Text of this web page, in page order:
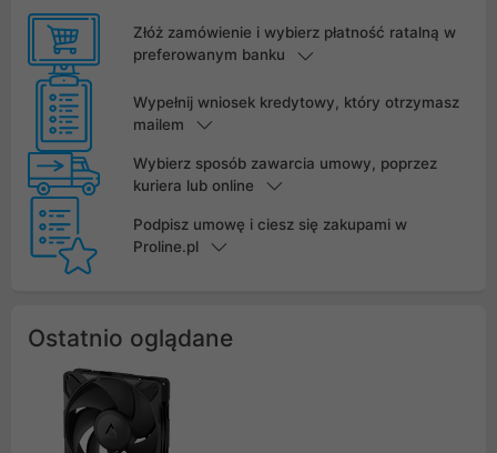
Złóż zamówienie i wybierz płatność ratalną w
preferowanym banku
Wypełnij wniosek kredytowy, który otrzymasz
mailem
Wybierz sposób zawarcia umowy, poprzez
kuriera lub online
Podpisz umowę i ciesz się zakupami w
Proline.pl
Ostatnio oglądane